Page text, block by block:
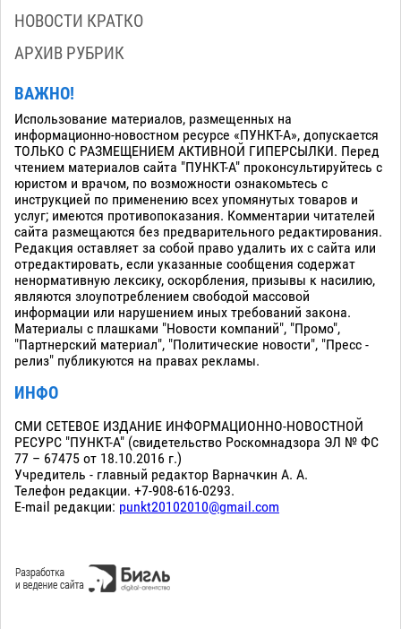
НОВОСТИ КРАТКО
АРХИВ РУБРИК
ВАЖНО!
Использование материалов, размещенных на
информационно-новостном ресурсе «ПУНКТ-А», допускается
ТОЛЬКО С РАЗМЕЩЕНИЕМ АКТИВНОЙ ГИПЕРСЫЛКИ. Перед
чтением материалов сайта "ПУНКТ-А" проконсультируйтесь с
юристом и врачом, по возможности ознакомьтесь с
инструкцией по применению всех упомянутых товаров и
услуг; имеются противопоказания. Комментарии читателей
сайта размещаются без предварительного редактирования.
Редакция оставляет за собой право удалить их с сайта или
отредактировать, если указанные сообщения содержат
ненормативную лексику, оскорбления, призывы к насилию,
являются злоупотреблением свободой массовой
информации или нарушением иных требований закона.
Материалы с плашками "Новости компаний", "Промо",
"Партнерский материал", "Политические новости", "Пресс -
релиз" публикуются на правах рекламы.
ИНФО
СМИ СЕТЕВОЕ ИЗДАНИЕ ИНФОРМАЦИОННО-НОВОСТНОЙ
РЕСУРС "ПУНКТ-А" (свидетельство Роскомнадзора ЭЛ № ФС
77 – 67475 от 18.10.2016 г.)
Учредитель - главный редактор Варначкин А. А.
Телефон редакции. +7-908-616-0293.
E-mail редакции: punkt20102010@gmail.com